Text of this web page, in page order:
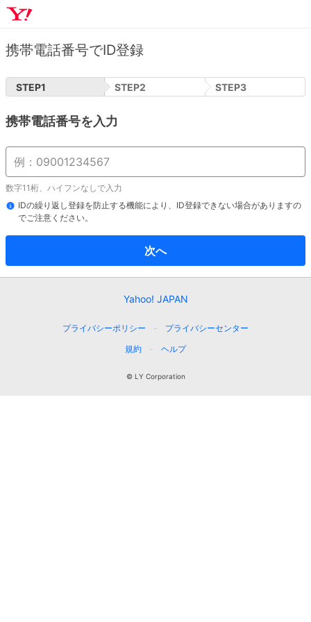
携帯電話番号でID登録
STEP1 STEP2 STEP3
携帯電話番号を入力
数字11桁、ハイフンなしで入力
IDの繰り返し登録を防止する機能により、ID登録できない場合がありますの
でご注意ください。
次へ
Yahoo! JAPAN
プライバシーポリシー
プライバシーセンター
規約
ヘルプ
© LY Corporation